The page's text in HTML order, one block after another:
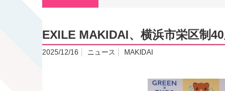
EXILE MAKIDAI、横浜市栄区制
2025/12/16 ニュース MAKIDAI